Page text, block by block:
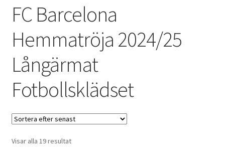
Kontakta oss
Mitt konto
Varukorg
FC Barcelona
Hemmatröja 2024/25
Långärmat
Fotbollsklädset
Visar alla 19 resultatSortera